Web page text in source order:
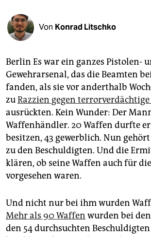
shop
fragen & hilfe
abo
genossenschaft
epaper login
Von Konrad Litschko
Berlin Es war ein ganzes Pistolen-
Gewehrarsenal, das die Beamten
fanden, als sie vor anderthalb
zuRazzien gegen
ausrückten. Kein Wunder: Der
Waffenhändler. 20 Waffen durfte
besitzen, 43 gewerblich. Nun
zu den Beschuldigten. Und die
klären, ob seine Waffen auch für
vorgesehen waren.
Und nicht nur bei ihm wurden
Mehr als 90 Waffen wurden bei
den 54 durchsuchten Beschuldigten